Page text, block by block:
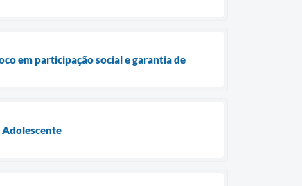
em participação social e garantia de
Adolescente